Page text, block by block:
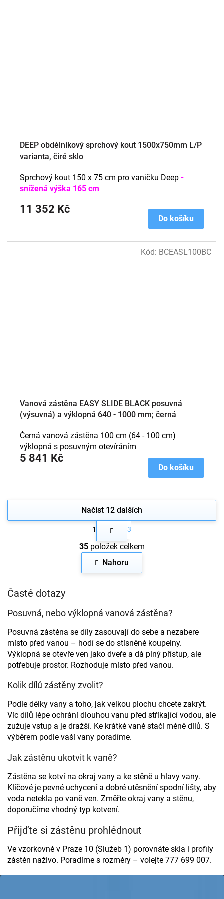
DEEP obdélníkový sprchový kout 1500x750mm L/P
varianta, čiré sklo
11 352 Kč
Do košíku
Sprchový kout 150 x 75 cm pro vaničku Deep -
snížená výška 165 cm
Vanová zástěna EASY SLIDE BLACK posuvná
(výsuvná) a výklopná 640 - 1000 mm; černá
5 841 Kč
Do košíku
Černá vanová zástěna 100 cm (64 - 100 cm)
výklopná s posuvným otevíráním
Kód: BCEASL100BC
O
v
l
á
p
v
k
y
v
s
u
Načíst 12 dalších
S
t
r
á
n
k
o
í
1 3
35položek celkem
Nahoru
Časté dotazy
Posuvná, nebo výklopná vanová zástěna?
Posuvná zástěna se díly zasouvají do sebe a nezabere
místo před vanou – hodí se do stísněné koupelny.
Výklopná se otevře ven jako dveře a dá plný přístup, ale
potřebuje prostor. Rozhoduje místo před vanou.
Kolik dílů zástěny zvolit?
Podle délky vany a toho, jak velkou plochu chcete zakrýt.
Víc dílů lépe ochrání dlouhou vanu před stříkající vodou, ale
zužuje vstup a je dražší. Ke krátké vaně stačí méně dílů. S
výběrem podle vaší vany poradíme.
Jak zástěnu ukotvit k vaně?
Zástěna se kotví na okraj vany a ke stěně u hlavy vany.
Klíčové je pevné uchycení a dobré utěsnění spodní lišty, aby
voda netekla po vaně ven. Změřte okraj vany a stěnu,
doporučíme vhodný typ kotvení.
Přijďte si zástěnu prohlédnout
Ve vzorkovně v Praze 10 (Služeb 1) porovnáte skla i profily
zástěn naživo. Poradíme s rozměry – volejte 777 699 007.
Z